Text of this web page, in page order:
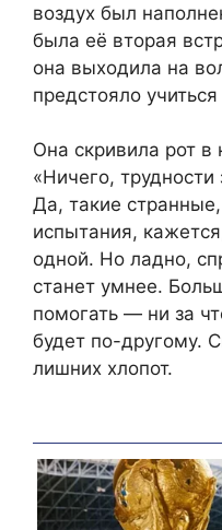
воздух был
была её вторая
она выходила на
предстояло
Она скривила рот в
«Ничего, трудности
Да, такие
испытания,
одной. Но ладно,
станет умнее.
помогать — ни за
будет по-другому.
лишних хлопот.